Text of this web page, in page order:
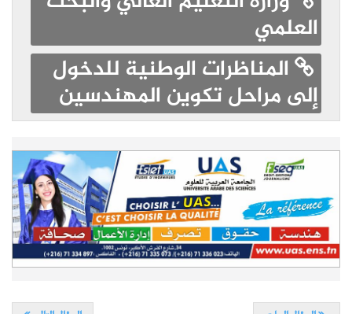
العلمي
المناظرات الوطنية للدخول
إلى مراحل تكوين المهندسين